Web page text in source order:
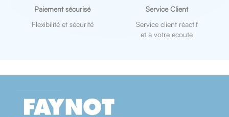
Paiement sécurisé
Flexibilité et sécurité
Service Client
Service client réactif
et à votre écoute